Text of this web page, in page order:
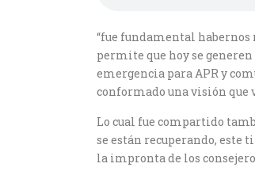
“fue fundamental habernos
permite que hoy se
emergencia para APR y
conformado una visión que
Lo cual fue compartido
se están recuperando, este
la impronta de los